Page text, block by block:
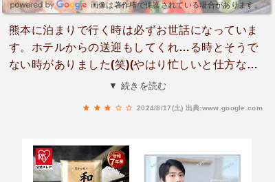
画像は著作権で保護されている場合があります。
熊本に泊まりで行く時は必ずお世話になっていま
す。ホテルからの送迎もしてくれ…る時とそうで
ない時がありました(笑)(やはり忙しいと仕方ない
ですよね)料理はどれも美味しいですが出てくるの
客が好きなのでまた寄らせてもらいます♪
▼ 続きを読む
2024/8/17(土) 出典:www.google.com